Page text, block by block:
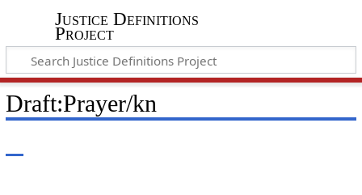
Justice Definitions
Project
Draft:Prayer/kn